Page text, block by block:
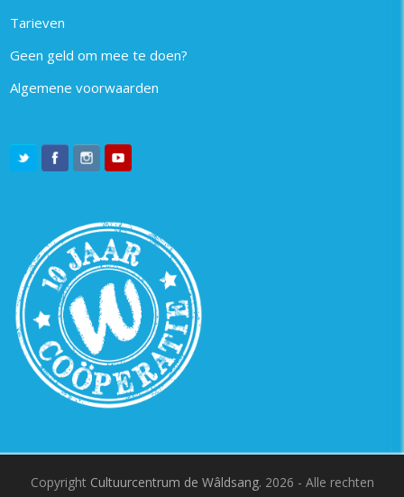
Tarieven
Geen geld om mee te doen?
Algemene voorwaarden
Copyright Cultuurcentrum de Wâldsang. 2026 - Alle rechten